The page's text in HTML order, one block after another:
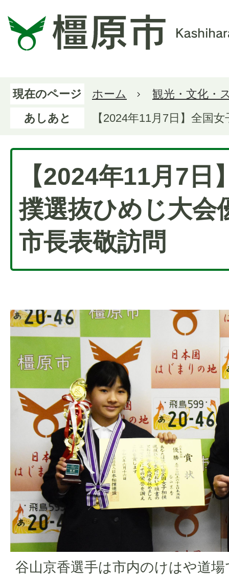
現在のページ ホーム
観光・文化・
あしあと
【2024年11月7日】全国
【2024年11月7日
撲選抜ひめじ大会
市長表敬訪問
谷山京香選手は市内のけはや道